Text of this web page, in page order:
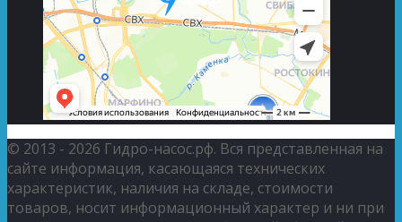
© 2013 - 2026 Гидро-насос.рф. Вся представленная на
сайте информация, касающаяся технических
характеристик, наличия на складе, стоимости
товаров, носит информационный характер и ни при